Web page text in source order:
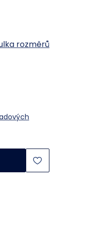
rozměrů